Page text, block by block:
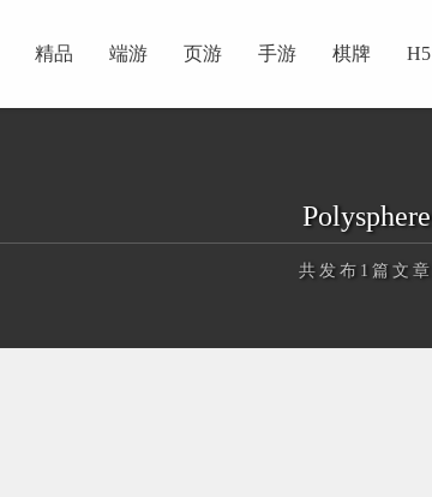
精品 端游 页游 手游 棋牌 H5
Polysphere
共发布1篇文章